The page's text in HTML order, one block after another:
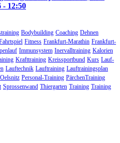
- 12:50
Bodybuilding Coaching Dehnen
Fitness Frankfurt-Marathin Frankfurt-
Immunsystem Inervalltraining Kalorien
Krafttraining Kreissportbund Kurs Lauf-
Lauftechnik Lauftraining Lauftrainingsplan
Oelsnitz Personal-Training PärchenTraining
Sprossenwand Thiergarten Training Training